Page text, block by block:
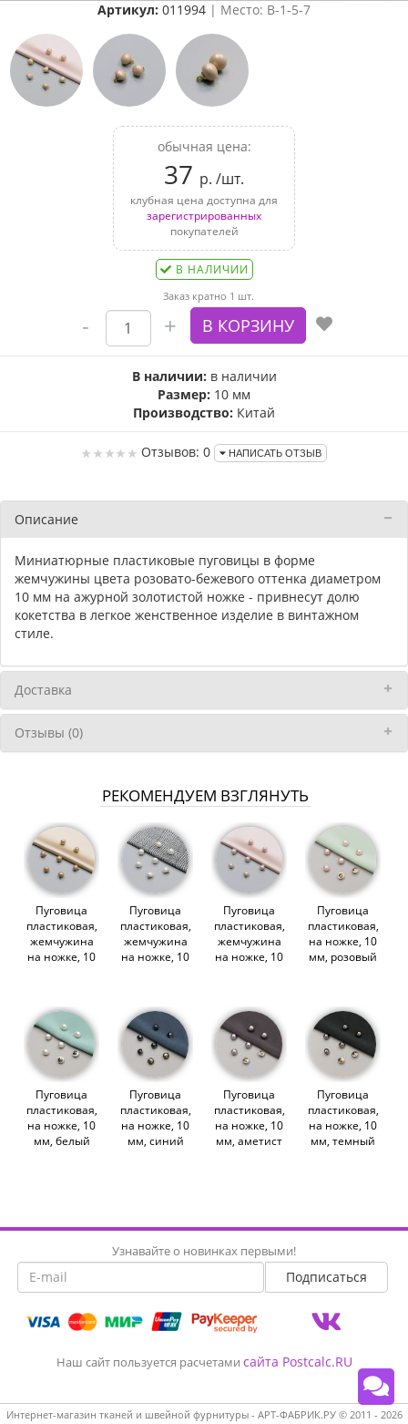
Артикул: 011994 | Место: B-1-5-7
обычная цена:
37 р. /шт.
клубная цена доступна для
зарегистрированных
покупателей
В НАЛИЧИИ
Заказ кратно 1 шт.
В наличии: в наличии
Размер: 10 мм
Производство: Китай
Отзывов: 0 НАПИСАТЬ ОТЗЫВ
Описание
Миниатюрные пластиковые пуговицы в форме
жемчужины цвета розовато-бежевого оттенка диаметром
10 мм на ажурной золотистой ножке - привнесут долю
кокетства в легкое женственное изделие в винтажном
стиле.
Доставка
Отзывы (0)
РЕКОМЕНДУЕМ ВЗГЛЯНУТЬ
Пуговица
пластиковая,
жемчужина
на ножке, 10
Пуговица
пластиковая,
жемчужина
на ножке, 10
Пуговица
пластиковая,
жемчужина
на ножке, 10
Пуговица
пластиковая,
на ножке, 10
мм, розовый
Пуговица
пластиковая,
на ножке, 10
мм, белый
Пуговица
пластиковая,
на ножке, 10
мм, синий
Пуговица
пластиковая,
на ножке, 10
мм, аметист
Пуговица
пластиковая,
на ножке, 10
мм, темный
Узнавайте о новинках первыми!
Наш сайт пользуется расчетами сайта Postcalc.RU
Интернет-магазин тканей и швейной фурнитуры - АРТ-ФАБРИК.РУ © 2011 - 2026